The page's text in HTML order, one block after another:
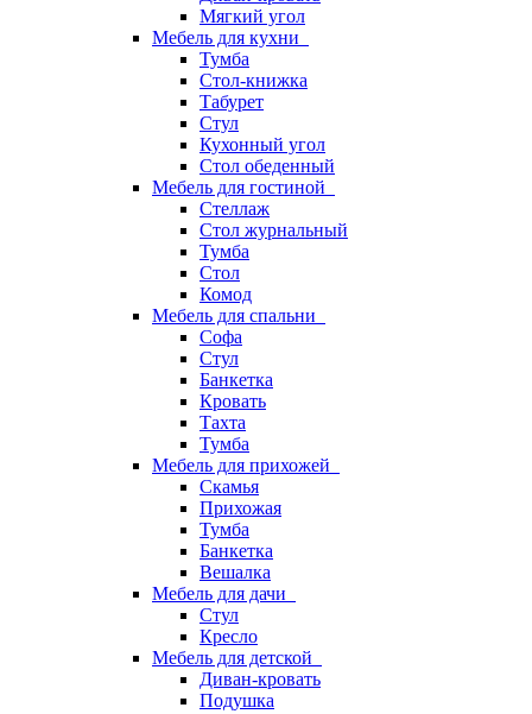
Мягкий угол
Мебель для кухни
Тумба
Стол-книжка
Табурет
Стул
Кухонный угол
Стол обеденный
Мебель для гостиной
Стеллаж
Стол журнальный
Тумба
Стол
Комод
Мебель для спальни
Софа
Стул
Банкетка
Кровать
Тахта
Тумба
Мебель для прихожей
Скамья
Прихожая
Тумба
Банкетка
Вешалка
Мебель для дачи
Стул
Кресло
Мебель для детской
Диван-кровать
Подушка